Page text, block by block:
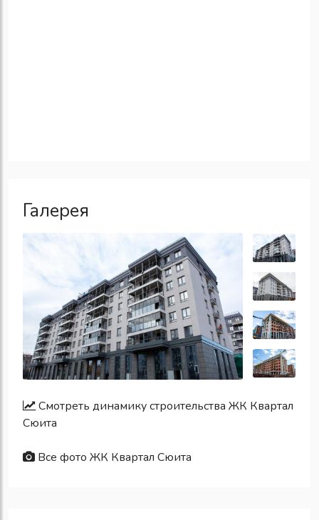
Галерея
Смотреть динамику строительства ЖК Квартал
Сюита
Все фото ЖК Квартал Сюита